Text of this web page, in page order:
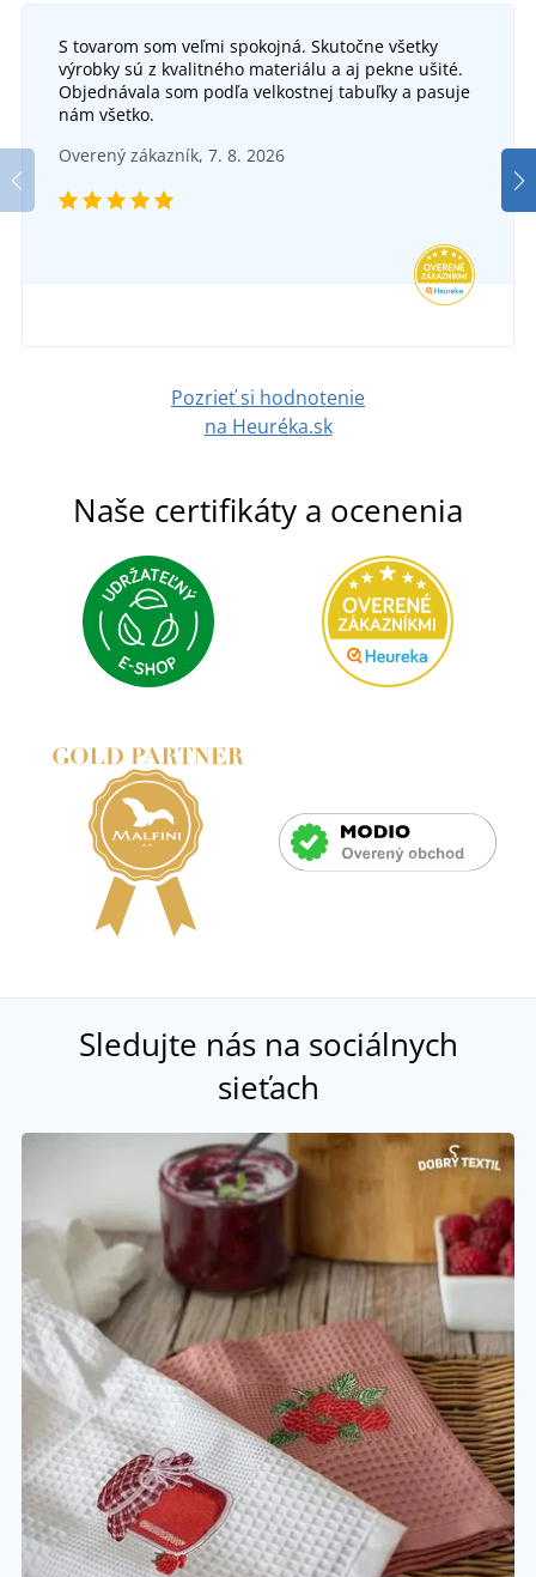
S tovarom som veľmi spokojná. Skutočne všetky
výrobky sú z kvalitného materiálu a aj pekne ušité.
Objednávala som podľa velkostnej tabuľky a pasuje
nám všetko.
Overený zákazník, 7. 8. 2026
Pozrieť si hodnotenie
na Heuréka.sk
Naše certifikáty a ocenenia
Sledujte nás na sociálnych
sieťach